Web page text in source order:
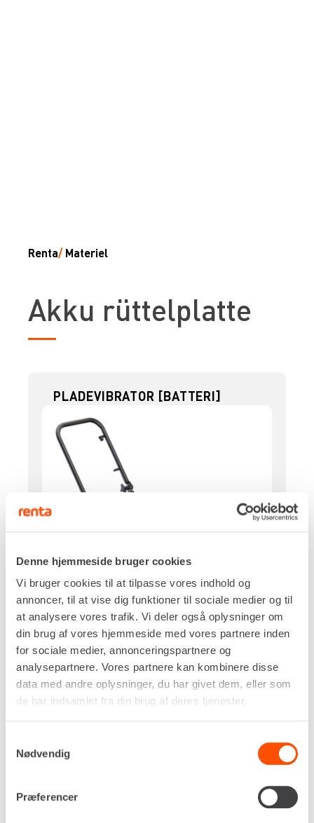
Denne hjemmeside bruger cookies
Vi bruger cookies til at tilpasse vores indhold og
annoncer, til at vise dig funktioner til sociale medier og til
at analysere vores trafik. Vi deler også oplysninger om
din brug af vores hjemmeside med vores partnere inden
for sociale medier, annonceringspartnere og
analysepartnere. Vores partnere kan kombinere disse
data med andre oplysninger, du har givet dem, eller som
de har indsamlet fra din brug af deres tjenester.
Nødvendig
Præferencer
Renta/ Materiel
Akku rüttelplatte
PLADEVIBRATOR [BATTERI]
Drivkraft
Batteri
Centrifugalkraft, maks.
27 m/min
Egenvægt